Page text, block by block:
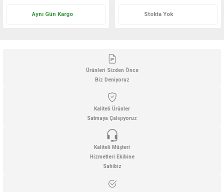
Aynı Gün Kargo Stokta Yok
Ürünleri Sizden Önce
Biz Deniyoruz
Kaliteli Ürünler
Satmaya Çalışıyoruz
Kaliteli Müşteri
Hizmetleri Ekibine
Sahibiz